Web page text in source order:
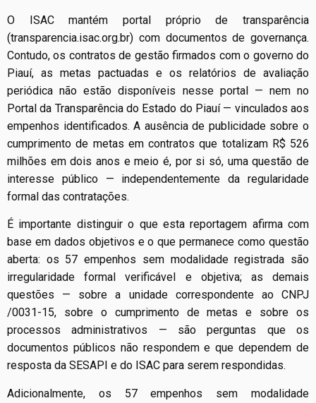
O ISAC mantém portal próprio de transparência
(transparencia.isac.org.br) com documentos de governança.
Contudo, os contratos de gestão firmados com o governo do
Piauí, as metas pactuadas e os relatórios de avaliação
periódica não estão disponíveis nesse portal — nem no
Portal da Transparência do Estado do Piauí — vinculados aos
empenhos identificados. A ausência de publicidade sobre o
cumprimento de metas em contratos que totalizam R$ 526
milhões em dois anos e meio é, por si só, uma questão de
interesse público — independentemente da regularidade
formal das contratações.
É importante distinguir o que esta reportagem afirma com
base em dados objetivos e o que permanece como questão
aberta: os 57 empenhos sem modalidade registrada são
irregularidade formal verificável e objetiva; as demais
questões — sobre a unidade correspondente ao CNPJ
/0031-15, sobre o cumprimento de metas e sobre os
processos administrativos — são perguntas que os
documentos públicos não respondem e que dependem de
resposta da SESAPI e do ISAC para serem respondidas.
Adicionalmente, os 57 empenhos sem modalidade